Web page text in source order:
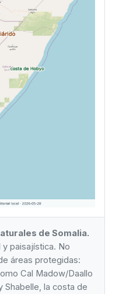
de Somalia.
paisajística. No
áreas protegidas:
Cal Madow/Daallo
Shabelle, la costa de